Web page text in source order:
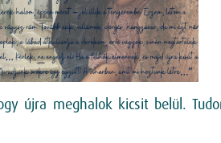
újra meghalok kicsit belül.